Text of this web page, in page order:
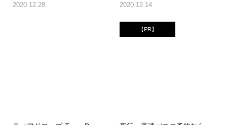
2020.12.28 2020.12.14
【PR】